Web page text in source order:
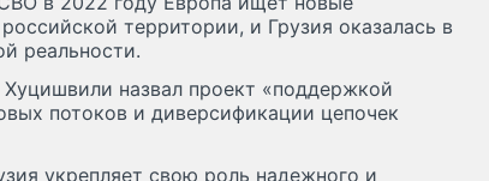
территории, и Грузия оказалась в
реальности.
назвал проект «поддержкой
потоков и диверсификации цепочек
укрепляет свою роль надежного и